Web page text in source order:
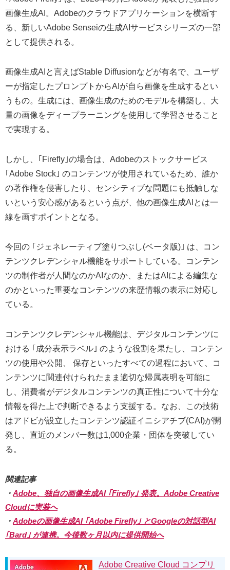
画像生成AI。Adobeのクラウドアプリケーションを横断す
る、新しいAdobe Senseiの生成AIサービスシリーズの一部
として提供される。
画像生成AIと言えばStable Diffusionなどが有名で、ユーザ
ーが指定したプロンプトからAIが自ら画像を生成するとい
うもの。生成には、画像生成のためのモデルを構築し、大
量の画像をディープラーニングを使用して学習させること
で実現する。
しかし、｢Firefly｣の場合は、Adobeのストックサービス
｢Adobe Stock｣ のコンテンツが使用されているため、誰か
の著作権を侵害したり、センシティブな問題にも抵触しな
いという安心感があるという点が、他の画像生成AIとは一
線を画すポイントとなる。
今回の ｢ジェネレーティブ塗りつぶし(ベータ版)｣ は、コン
テンツクレデンシャル機能をサポートしている。コンテン
ツの制作者が人間なのかAIなのか、またはAIによる編集な
のかといった重要なコンテンツの来歴情報の表示に対応し
ている。
コンテンツクレデンシャル機能は、デジタルコンテンツに
おける ｢成分表示ラベル｣ のような役割を果たし、コンテン
ツの使用や公開、 保存といったすべての過程において、コ
ンテンツに関連付けられたまま適切な帰属表明を可能に
し、消費者がデジタルコンテンツの真正性について十分な
情報を得た上で判断できるよう支援する。なお、この技術
はアドビが設立したコンテンツ認証イニシアチブ(CAI)が開
発し、直近のメンバー数は1,000企業・団体を突破してい
る。
関連記事
・ Adobe、独自の画像生成AI ｢Firefly｣ 発表。Adobe Creative
Cloudに実装へ
・ Adobeの画像生成AI ｢Adobe Firefly｣ とGoogleの対話型AI
｢Bard｣ が連携。今後数ヶ月以内に提供開始へ
Adobe Creative Cloud コンプリ